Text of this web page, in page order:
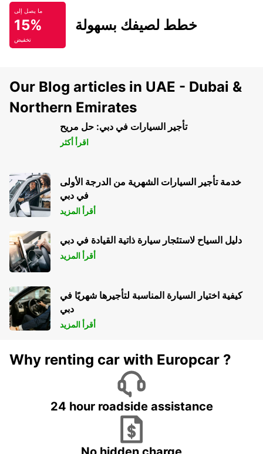
ما يصل إلى
15%
تخفيض
خطط لصيفك بسهولة
Our Blog articles in UAE - Dubai &
Northern Emirates
تأجير السيارات في دبي: حل مريح
اقرأ أكثر
خدمة تأجير السيارات الشهرية من الدرجة الأولى
في دبي
أقرأ المزيد
دليل السياح لاستئجار سيارة ذاتية القيادة في دبي
أقرأ المزيد
كيفية اختيار السيارة المناسبة لتأجيرها شهريًا في
دبي
أقرأ المزيد
Why renting car with Europcar ?
24 hour roadside assistance